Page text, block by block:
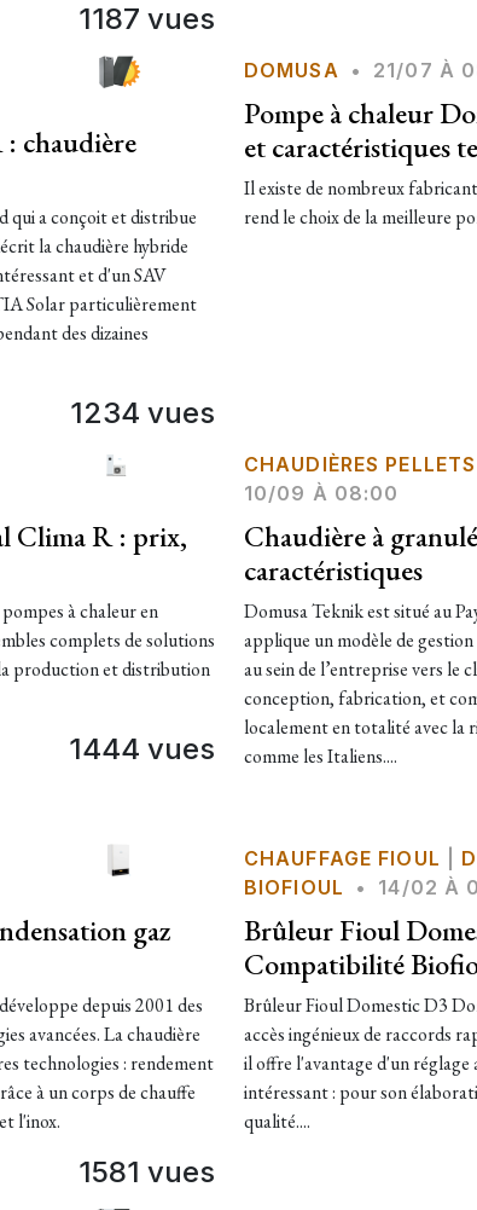
1187 vues
chaudière
qui a conçoit et distribue
la chaudière hybride
et d'un SAV
Solar particulièrement
des dizaines
1234 vues
DOMUSA • 21/07 À
Pompe à chaleur
et caractéristiques
Il existe de nombreux
rend le choix de la meilleure
Clima R : prix,
à chaleur en
complets de solutions
production et distribution
1444 vues
CHAUDIÈRES PELLETS
10/09 À 08:00
Chaudière à
caractéristiques
Domusa Teknik est situé au
applique un modèle de
au sein de l’entreprise vers le
conception, fabrication, et
localement en totalité avec la
comme les Italiens....
gaz
depuis 2001 des
avancées. La chaudière
technologies : rendement
à un corps de chauffe
l'inox.
1581 vues
CHAUFFAGE FIOUL
BIOFIOUL
• 14/02 À
Brûleur Fioul
Compatibilité
Brûleur Fioul Domestic D3
accès ingénieux de raccords
il offre l'avantage d'un réglage
intéressant : pour son
qualité....